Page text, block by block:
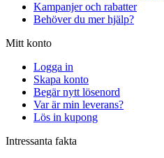
Kampanjer och rabatter
Behöver du mer hjälp?
Mitt konto
Logga in
Skapa konto
Begär nytt lösenord
Var är min leverans?
Lös in kupong
Intressanta fakta